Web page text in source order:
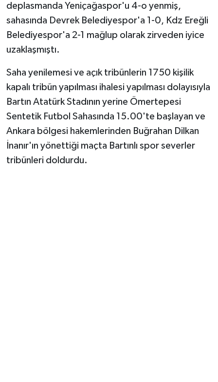
deplasmanda Yeniçağaspor'u 4-o yenmiş,
sahasında Devrek Belediyespor'a 1-0, Kdz Ereğli
Belediyespor'a 2-1 mağlup olarak zirveden iyice
uzaklaşmıştı.
Saha yenilemesi ve açık tribünlerin 1750 kişilik
kapalı tribün yapılması ihalesi yapılması dolayısıyla
Bartın Atatürk Stadının yerine Ömertepesi
Sentetik Futbol Sahasında 15.00'te başlayan ve
Ankara bölgesi hakemlerinden Buğrahan Dilkan
İnanır'ın yönettiği maçta Bartınlı spor severler
tribünleri doldurdu.